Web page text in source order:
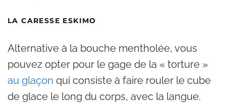
LA CARESSE ESKIMO
Alternative à la bouche mentholée, vous
pouvez opter pour le gage de la « torture »
au glaçon qui consiste à faire rouler le cube
de glace le long du corps, avec la langue.